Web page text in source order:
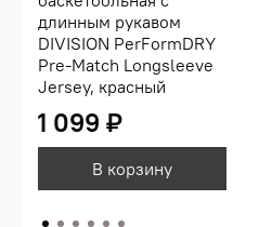
длинным рукавом
DIVISION PerFormDRY
Pre-Match Longsleeve
Jersey, красный
1 099 ₽
В корзину